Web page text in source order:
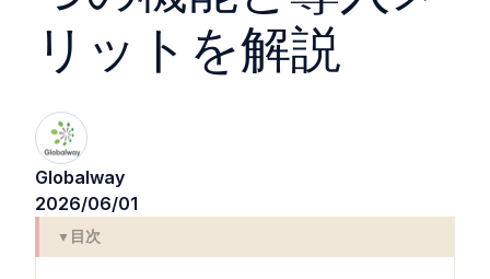
リットを解説
Globalway
2026/06/01
目次